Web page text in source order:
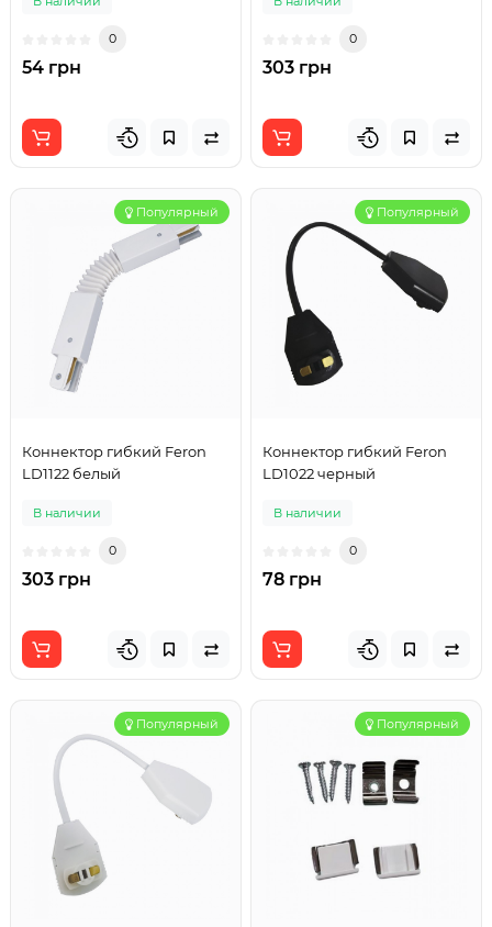
0
54 грн
0
303 грн
Популярный
Коннектор гибкий Feron
LD1122 белый
В наличии
0
303 грн
Популярный
Коннектор гибкий Feron
LD1022 черный
В наличии
0
78 грн
Популярный Популярный